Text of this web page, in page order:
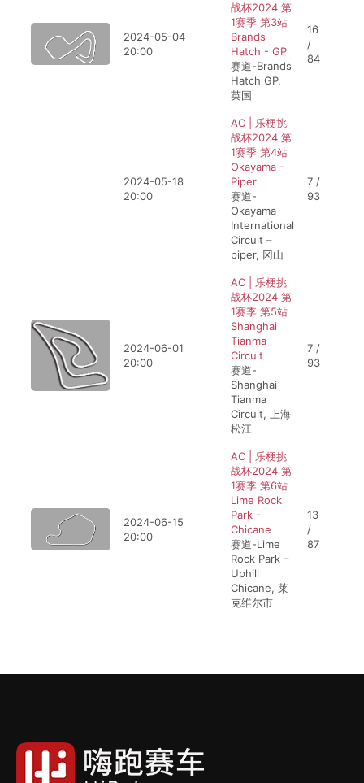
2024-05-04
20:00
战杯2024 第
1赛季 第3站
Brands
Hatch - GP
赛道-Brands
Hatch GP,
英国
16
/
84
2024-05-18
20:00
AC | 乐梗挑
战杯2024 第
1赛季 第4站
Okayama -
Piper
赛道-
Okayama
International
Circuit –
piper, 冈山
7 /
93
2024-06-01
20:00
AC | 乐梗挑
战杯2024 第
1赛季 第5站
Shanghai
Tianma
Circuit
赛道-
Shanghai
Tianma
Circuit, 上海
松江
7 /
93
2024-06-15
20:00
AC | 乐梗挑
战杯2024 第
1赛季 第6站
Lime Rock
Park -
Chicane
赛道-Lime
Rock Park –
Uphill
Chicane, 莱
克维尔市
13
/
87